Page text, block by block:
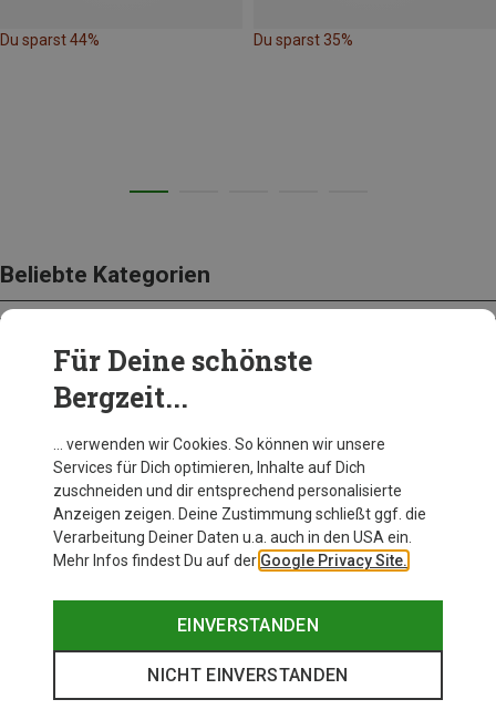
Du sparst 44% Du sparst 35%
Beliebte Kategorien
BEKLEIDUNG
Für Deine schönste
Bergzeit...
… verwenden wir Cookies. So können wir unsere
Services für Dich optimieren, Inhalte auf Dich
zuschneiden und dir entsprechend personalisierte
Anzeigen zeigen. Deine Zustimmung schließt ggf. die
Verarbeitung Deiner Daten u.a. auch in den USA ein.
Mehr Infos findest Du auf der Google Privacy Site.
EINVERSTANDEN
NICHT EINVERSTANDEN